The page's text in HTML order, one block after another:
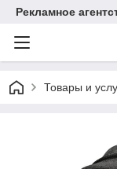
Рекламное
Товары и